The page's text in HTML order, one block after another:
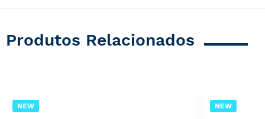
Produtos Relacionados
NEW NEW